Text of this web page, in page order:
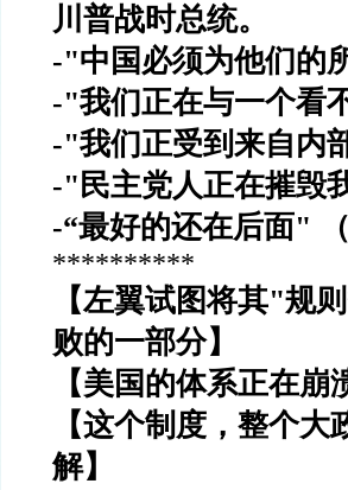
川普战时总统。
-"中国必须为他们的
-"我们正在与一个看
-"我们正受到来自内
-"民主党人正在摧毁
-“最好的还在后面" （
**********
【左翼试图将其"规则
败的一部分】
【美国的体系正在崩
【这个制度，整个
解】